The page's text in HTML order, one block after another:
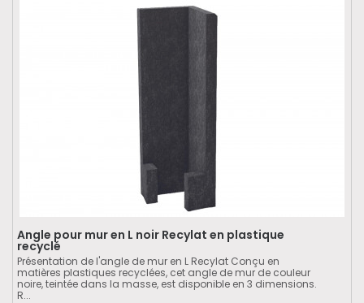
Angle pour mur en L noir Recylat en plastique
recyclé
Présentation de l'angle de mur en L Recylat Conçu en
matières plastiques recyclées, cet angle de mur de couleur
noire, teintée dans la masse, est disponible en 3 dimensions.
R...